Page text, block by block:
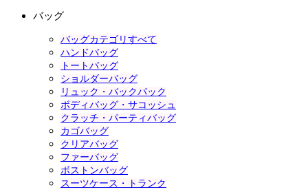
バッグ
バッグカテゴリすべて
ハンドバッグ
トートバッグ
ショルダーバッグ
リュック・バックパック
ボディバッグ・サコッシュ
クラッチ・パーティバッグ
カゴバッグ
クリアバッグ
ファーバッグ
ボストンバッグ
スーツケース・トランク